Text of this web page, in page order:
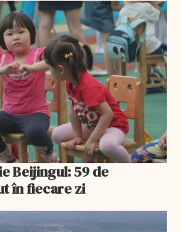
Beijingul: 59 de
în fiecare zi